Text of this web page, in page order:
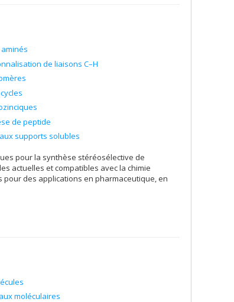
de liaisons C–H
de peptide
supports solubles
pour la synthèse stéréosélective de
actuelles et compatibles avec la chimie
des applications en pharmaceutique, en
moléculaires